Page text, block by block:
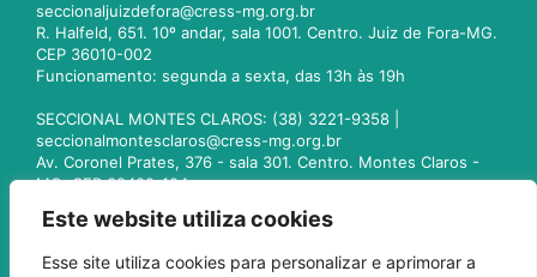
Este website utiliza cookies
Esse site utiliza cookies para personalizar e aprimorar a
seccionaljuizdefora@cress-mg.org.br
R. Halfeld, 651. 10º andar, sala 1001. Centro. Juiz de Fora-MG.
CEP 36010-002
Funcionamento: segunda a sexta, das 13h às 19h
SECCIONAL MONTES CLAROS: (38) 3221-9358 |
seccionalmontesclaros@cress-mg.org.br
Av. Coronel Prates, 376 - sala 301. Centro. Montes Claros -
MG. CEP 39400-104
seccionaluberlandia@cress-mg.org.br